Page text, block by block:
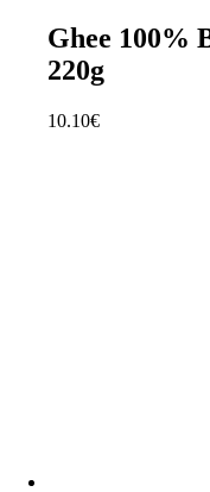
Ghee 100%
220g
10.10€